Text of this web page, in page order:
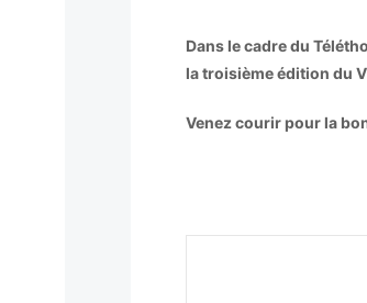
Dans le cadre du
la troisième édition du
Venez courir pour la